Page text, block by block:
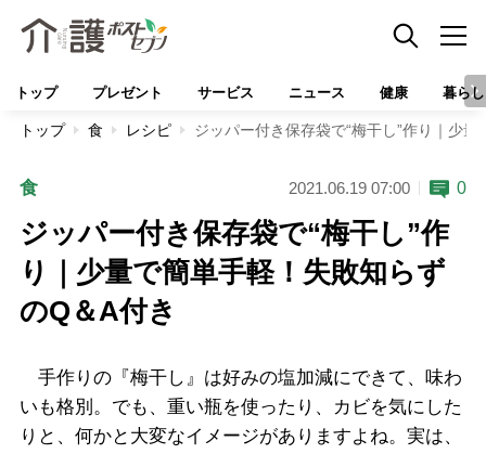
トップ プレゼント サービス ニュース 健康 暮らし
トップ 食 レシピ ジッパー付き保存袋で“梅干し”作り｜少
食 2021.06.19 07:00 0
ジッパー付き保存袋で“梅干し”作
り｜少量で簡単手軽！失敗知らず
のQ＆A付き
手作りの『梅干し』は好みの塩加減にできて、味わ
いも格別。でも、重い瓶を使ったり、カビを気にした
りと、何かと大変なイメージがありますよね。実は、